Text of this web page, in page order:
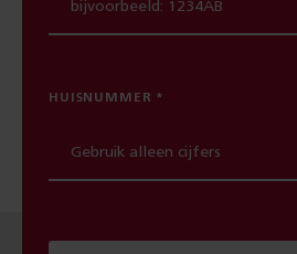
HUISNUMMER